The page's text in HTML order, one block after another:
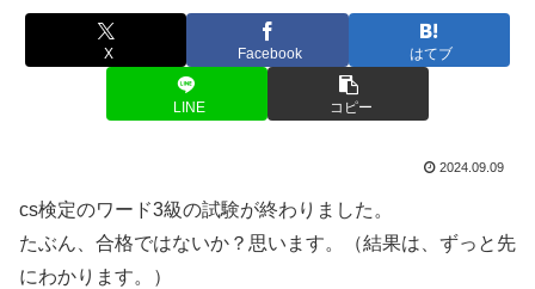
X Facebook はてブ
LINE コピー
2024.09.09
cs検定のワード3級の試験が終わりました。
たぶん、合格ではないか？思います。（結果は、ずっと先
にわかります。）